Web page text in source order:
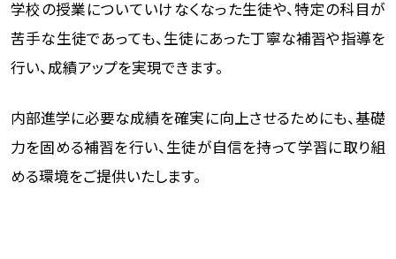
学校の授業についていけなくなった生徒や、特定の科目が
苦手な生徒であっても、生徒にあった丁寧な補習や指導を
行い、成績アップを実現できます。
内部進学に必要な成績を確実に向上させるためにも、基礎
力を固める補習を行い、生徒が自信を持って学習に取り組
める環境をご提供いたします。